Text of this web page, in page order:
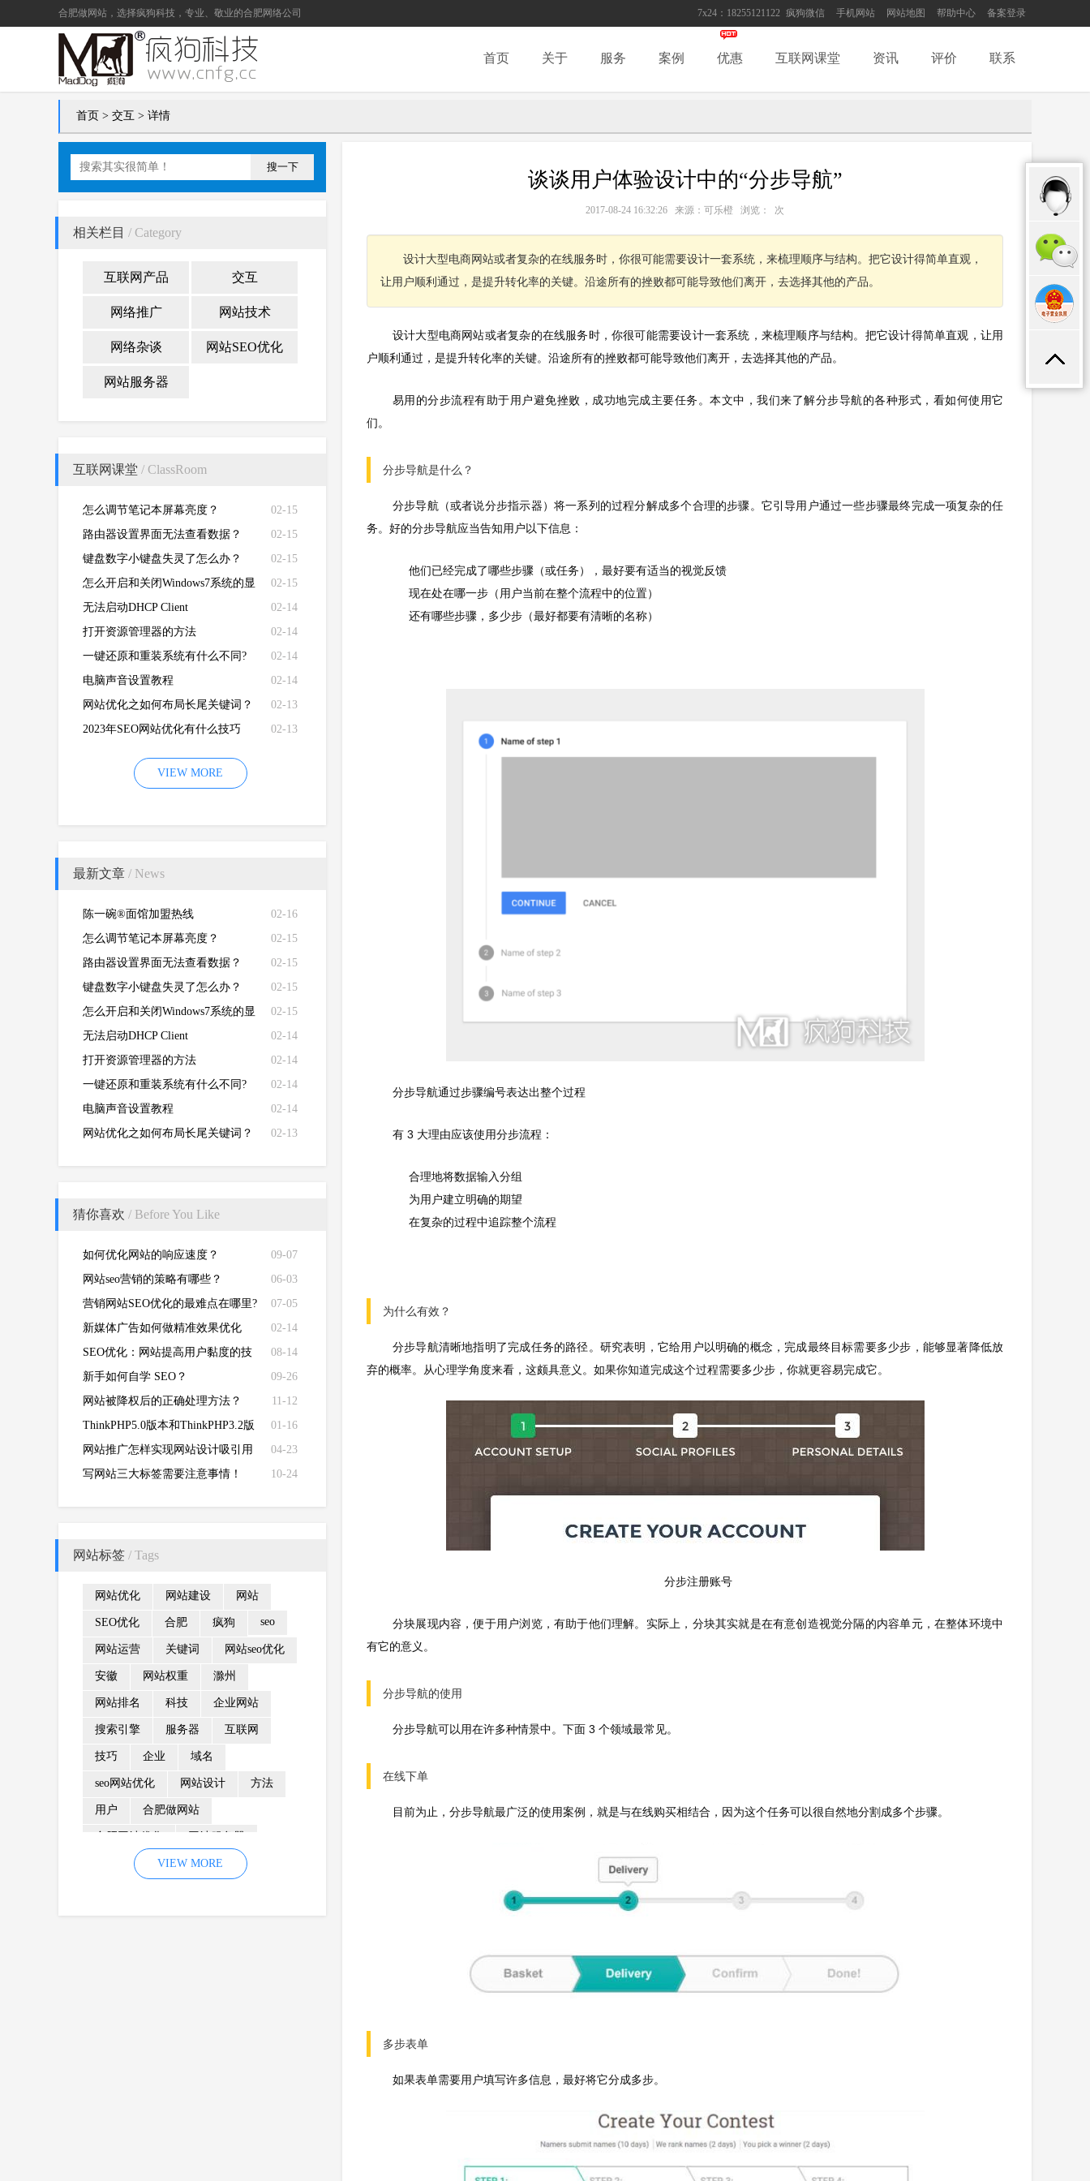
7x24：18255121122 疯狗微信 手机网站 网站地图 帮助中心 备案登录
合肥做网站 ，选择疯狗科技，专业、敬业的合肥网络公司
首页 关于 服务 案例 优惠 互联网课堂 资讯 评价 联系
首页 > 交互 > 详情
搜一下
相关栏目 / Category
互联网产品 交互
网络推广 网站技术
网络杂谈 网站SEO优化
网站服务器
互联网课堂 / ClassRoom
02-15
怎么调节笔记本屏幕亮度？
02-15
路由器设置界面无法查看数据？
02-15
键盘数字小键盘失灵了怎么办？
02-15
怎么开启和关闭Windows7系统的显
卡硬件加速功能
02-14
无法启动DHCP Client
02-14
打开资源管理器的方法
02-14
一键还原和重装系统有什么不同?
02-14
电脑声音设置教程
02-13
网站优化之如何布局长尾关键词？
02-13
2023年SEO网站优化有什么技巧
VIEW MORE
最新文章 / News
02-16
陈一碗®面馆加盟热线
02-15
怎么调节笔记本屏幕亮度？
02-15
路由器设置界面无法查看数据？
02-15
键盘数字小键盘失灵了怎么办？
02-15
怎么开启和关闭Windows7系统的显
卡硬件加速功能
02-14
无法启动DHCP Client
02-14
打开资源管理器的方法
02-14
一键还原和重装系统有什么不同?
02-14
电脑声音设置教程
02-13
网站优化之如何布局长尾关键词？
猜你喜欢 / Before You Like
09-07
如何优化网站的响应速度？
06-03
网站seo营销的策略有哪些？
07-05
营销网站SEO优化的最难点在哪里?
02-14
新媒体广告如何做精准效果优化
08-14
SEO优化：网站提高用户黏度的技
巧！
09-26
新手如何自学 SEO？
11-12
网站被降权后的正确处理方法？
01-16
ThinkPHP5.0版本和ThinkPHP3.2版
本有哪些区别
04-23
网站推广怎样实现网站设计吸引用
户注意完成网站推广指标？
10-24
写网站三大标签需要注意事情！
网站标签 / Tags
网站优化 网站建设 网站
SEO优化 合肥 疯狗 seo
网站运营 关键词 网站seo优化
安徽 网站权重 滁州
网站排名 科技 企业网站
搜索引擎 服务器 互联网
技巧 企业 域名
seo网站优化 网站设计 方法
用户 合肥做网站
优化 网站降权
企业网站建设 效果 页面
VIEW MORE
谈谈用户体验设计中的“分步导航”
2017-08-24 16:32:26 来源：可乐橙 浏览： 次
设计大型电商网站或者复杂的在线服务时，你很可能需要设计一套系统，来梳理顺序与结构。把它设计得简单直观，
让用户顺利通过，是提升转化率的关键。沿途所有的挫败都可能导致他们离开，去选择其他的产品。
设计大型电商网站或者复杂的在线服务时，你很可能需要设计一套系统，来梳理顺序与结构。把它设计得简单直观，让用
户顺利通过，是提升转化率的关键。沿途所有的挫败都可能导致他们离开，去选择其他的产品。
易用的分步流程有助于用户避免挫败，成功地完成主要任务。本文中，我们来了解分步导航的各种形式，看如何使用它
们。
分步导航是什么？
分步导航（或者说分步指示器）将一系列的过程分解成多个合理的步骤。它引导用户通过一些步骤最终完成一项复杂的任
务。好的分步导航应当告知用户以下信息：
他们已经完成了哪些步骤（或任务），最好要有适当的视觉反馈
现在处在哪一步（用户当前在整个流程中的位置）
还有哪些步骤，多少步（最好都要有清晰的名称）
分步导航通过步骤编号表达出整个过程
有 3 大理由应该使用分步流程：
合理地将数据输入分组
为用户建立明确的期望
在复杂的过程中追踪整个流程
为什么有效？
分步导航清晰地指明了完成任务的路径。研究表明，它给用户以明确的概念，完成最终目标需要多少步，能够显著降低放
弃的概率。从心理学角度来看，这颇具意义。如果你知道完成这个过程需要多少步，你就更容易完成它。
分步注册账号
分块展现内容，便于用户浏览，有助于他们理解。实际上，分块其实就是在有意创造视觉分隔的内容单元，在整体环境中
有它的意义。
分步导航的使用
分步导航可以用在许多种情景中。下面 3 个领域最常见。
在线下单
目前为止，分步导航最广泛的使用案例，就是与在线购买相结合，因为这个任务可以很自然地分割成多个步骤。
多步表单
如果表单需要用户填写许多信息，最好将它分成多步。